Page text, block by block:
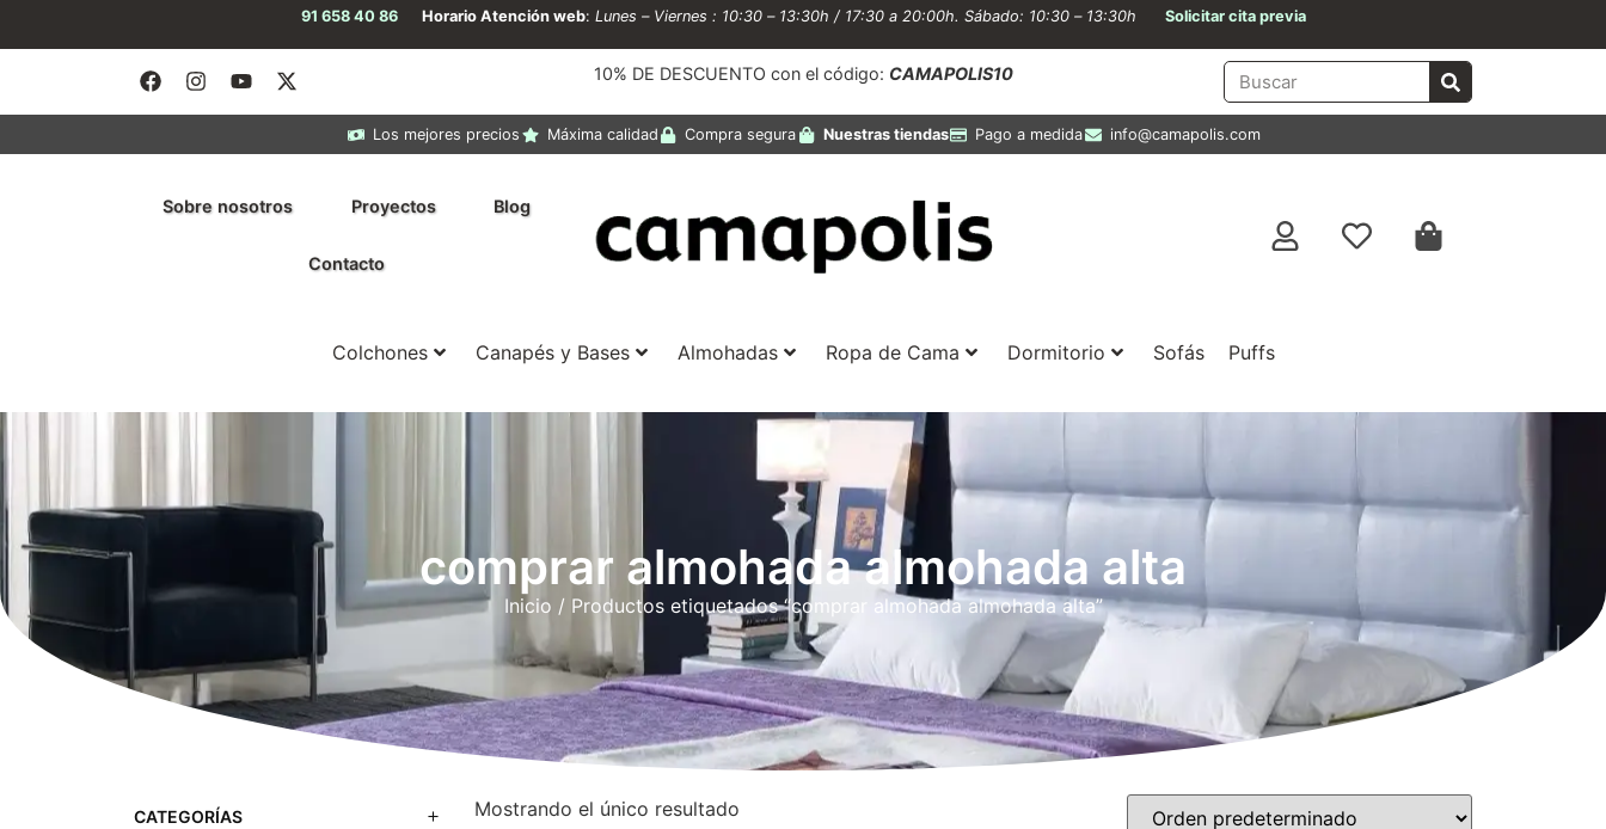
91 658 40 86 Horario Atención web: Lunes – Viernes : 10:30 – 13:30h / 17:30 a 20:00h. Sábado: 10:30 – 13:30h Solicitar cita previa
10% DE DESCUENTO con el código: CAMAPOLIS10
Los mejores precios Máxima calidad Compra segura Nuestras tiendas Pago a medida info@camapolis.com
Sobre nosotros Proyectos Blog
Contacto
Colchones Canapés y Bases Almohadas Ropa de Cama Dormitorio Sofás Puffs
comprar almohada almohada alta
Inicio / Productos etiquetados “comprar almohada almohada alta”
CATEGORÍAS Mostrando el único resultado